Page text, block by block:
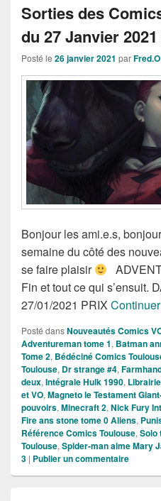
Sorties des
du 27 Janvier
Posté le 26 janvier 2021 parFred.O
Bonjour les ami.e.s,
semaine du côté des
se faire plaisir
Fin et tout ce qui s’ensuit.
27/01/2021 PRIX
Posté dansNouveautés Comics
Adventureman tome 1, Batman
Tome 2, Bédéciné Comics
Toulouse, Dr strange #4,
deux, Intégrale Hulk 1990,
et VO, Magneto le Testament
pouvoirs, Minecraft 2, Nick Fury
Fire ans stone tome 0 Aliens,
Référence Comics Toulouse, Solo
Toulouse, Spider-man aime Mary
3 | Publier un commentaire